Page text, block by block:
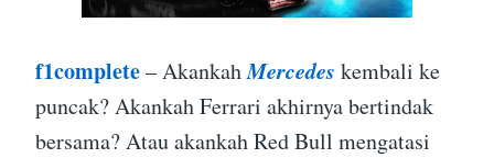
f1complete– AkankahMercedes kembali ke
puncak? Akankah Ferrari akhirnya bertindak
bersama? Atau akankah Red Bull mengatasi